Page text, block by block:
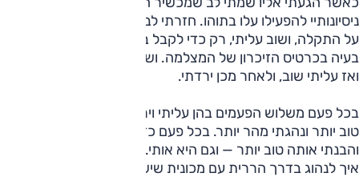
ניסיונותיי להפעילו עלו בתוהו. חזרתי לבסיס. אנשי הצוות התגברו
על התקלה, ושוב עליתי, רק כדי לקבל בפסגה את ההודעה שיש
בעיה בכרטיס הזיכרון של המצלמה. ושוב ירדתי, התקלה טופלה
ואז עליתי שוב, ולאחר מכן ירדתי.
בכל פעם משלוש הפעמים בהן עליתי וירדתי, הכרתי את הדרך
טוב יותר ונהגתי מהר יותר. בכל פעם כזו התחברתי למכוניות יותר
והבנתי אותה טוב יותר — וגם היא אותי. והאמינו לי, צריך ללמוד